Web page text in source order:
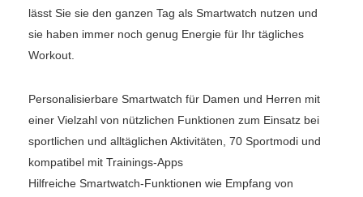
lässt Sie sie den ganzen Tag als Smartwatch nutzen und
sie haben immer noch genug Energie für Ihr tägliches
Workout.
Personalisierbare Smartwatch für Damen und Herren mit
einer Vielzahl von nützlichen Funktionen zum Einsatz bei
sportlichen und alltäglichen Aktivitäten, 70 Sportmodi und
kompatibel mit Trainings-Apps
Hilfreiche Smartwatch-Funktionen wie Empfang von